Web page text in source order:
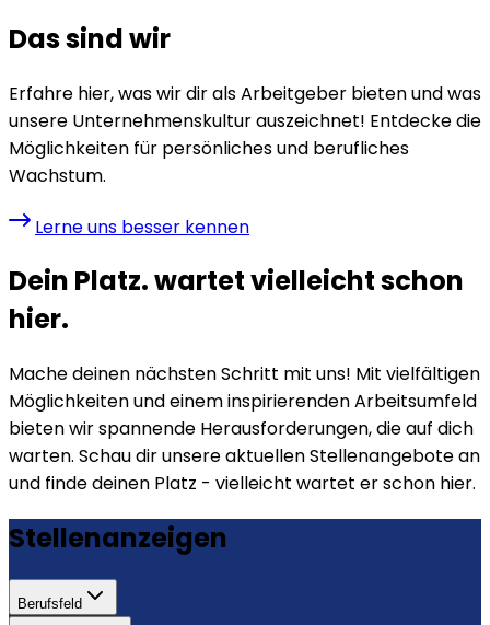
Das sind wir
Erfahre hier, was wir dir als Arbeitgeber bieten und was
unsere Unternehmenskultur auszeichnet! Entdecke die
Möglichkeiten für persönliches und berufliches
Wachstum.
Lerne uns besser kennen
Dein Platz. wartet vielleicht schon
hier.
Mache deinen nächsten Schritt mit uns! Mit vielfältigen
Möglichkeiten und einem inspirierenden Arbeitsumfeld
bieten wir spannende Herausforderungen, die auf dich
warten. Schau dir unsere aktuellen Stellenangebote an
und finde deinen Platz - vielleicht wartet er schon hier.
Stellenanzeigen
Berufsfeld